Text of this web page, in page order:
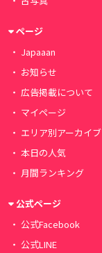
ページ
Japaaan
お知らせ
広告掲載について
マイページ
エリア別アーカイブ
本日の人気
月間ランキング
公式ページ
公式Facebook
公式LINE